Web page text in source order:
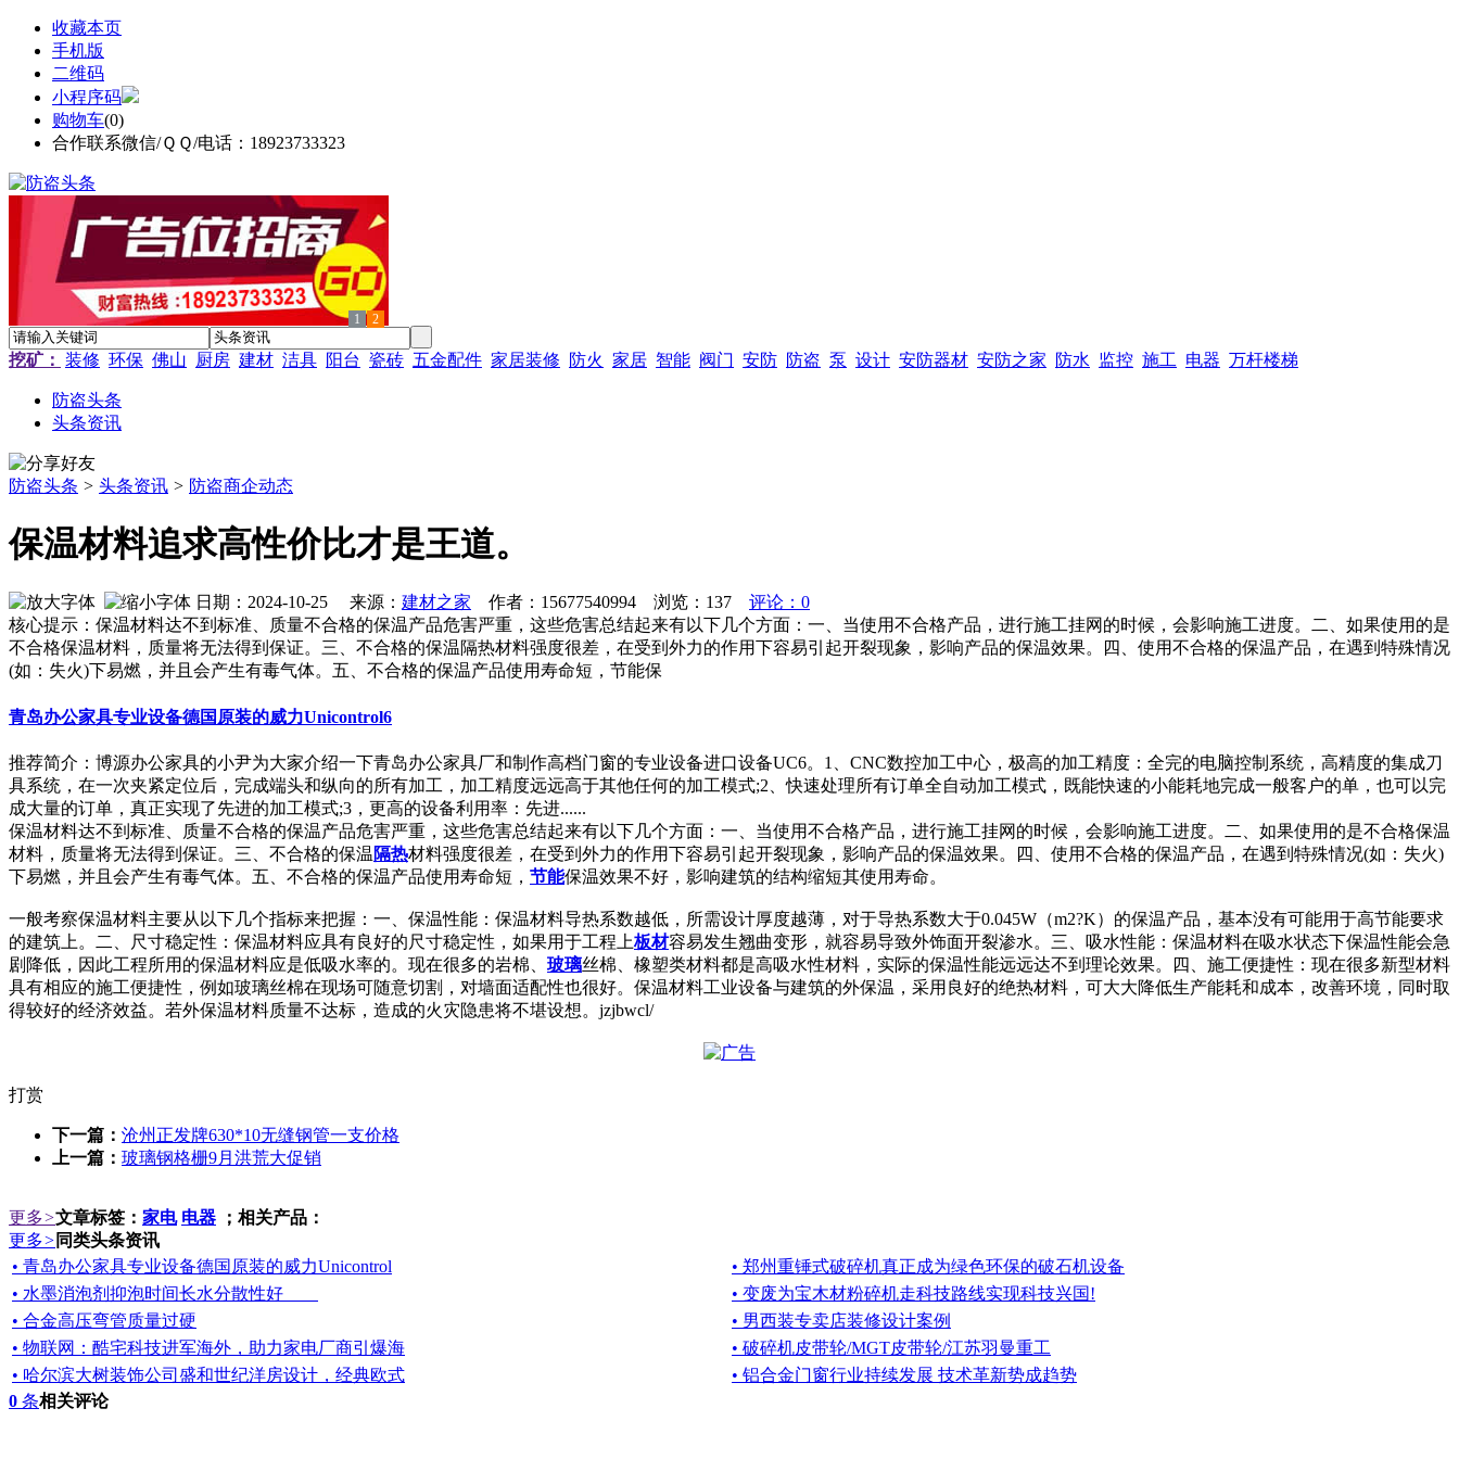
收藏本页
手机版
二维码
小程序码
购物车(0)
合作联系微信/ＱＱ/电话：18923733323
1 2
挖矿： 装修 环保 佛山 厨房 建材 洁具 阳台 瓷砖 五金配件 家居装修 防火 家居 智能 阀门 安防 防盗 泵 设计 安防器材 安防之家 防水 监控 施工 电器 万杆楼梯
防盗头条
头条资讯
防盗头条 > 头条资讯 > 防盗商企动态
保温材料追求高性价比才是王道。
日期：2024-10-25 来源： 建材之家 作者：15677540994 浏览： 137
评论：0
核心提示：保温材料达不到标准、质量不合格的保温产品危害严重，这些危害总结起来有以下几个方面：一、当使用不合格产品，进行施工挂网的时候，会影响施工进度。二、如果使用的是
不合格保温材料，质量将无法得到保证。三、不合格的保温隔热材料强度很差，在受到外力的作用下容易引起开裂现象，影响产品的保温效果。四、使用不合格的保温产品，在遇到特殊情况
(如：失火)下易燃，并且会产生有毒气体。五、不合格的保温产品使用寿命短，节能保
青岛办公家具专业设备德国原装的威力Unicontrol6
推荐简介：博源办公家具的小尹为大家介绍一下青岛办公家具厂和制作高档门窗的专业设备进口设备UC6。1、CNC数控加工中心，极高的加工精度：全完的电脑控制系统，高精度的集成刀
具系统，在一次夹紧定位后，完成端头和纵向的所有加工，加工精度远远高于其他任何的加工模式;2、快速处理所有订单全自动加工模式，既能快速的小能耗地完成一般客户的单，也可以完
成大量的订单，真正实现了先进的加工模式;3，更高的设备利用率：先进......
保温材料达不到标准、质量不合格的保温产品危害严重，这些危害总结起来有以下几个方面：一、当使用不合格产品，进行施工挂网的时候，会影响施工进度。二、如果使用的是不合格保温
材料，质量将无法得到保证。三、不合格的保温隔热材料强度很差，在受到外力的作用下容易引起开裂现象，影响产品的保温效果。四、使用不合格的保温产品，在遇到特殊情况(如：失火)
下易燃，并且会产生有毒气体。五、不合格的保温产品使用寿命短， 节能保温效果不好，影响建筑的结构缩短其使用寿命。
一般考察保温材料主要从以下几个指标来把握：一、保温性能：保温材料导热系数越低，所需设计厚度越薄，对于导热系数大于0.045W（m2?K）的保温产品，基本没有可能用于高节能要求
的建筑上。二、尺寸稳定性：保温材料应具有良好的尺寸稳定性，如果用于工程上板材容易发生翘曲变形，就容易导致外饰面开裂渗水。三、吸水性能：保温材料在吸水状态下保温性能会急
剧降低，因此工程所用的保温材料应是低吸水率的。现在很多的岩棉、 玻璃丝棉、橡塑类材料都是高吸水性材料，实际的保温性能远远达不到理论效果。四、施工便捷性：现在很多新型材料
具有相应的施工便捷性，例如玻璃丝棉在现场可随意切割，对墙面适配性也很好。保温材料工业设备与建筑的外保温，采用良好的绝热材料，可大大降低生产能耗和成本，改善环境，同时取
得较好的经济效益。若外保温材料质量不达标，造成的火灾隐患将不堪设想。jzjbwcl/
打赏
下一篇： 沧州正发牌630*10无缝钢管一支价格
上一篇： 玻璃钢格栅9月洪荒大促销
更多>文章标签： 家电 电器 ；相关产品：
更多> 同类头条资讯
• 青岛办公家具专业设备德国原装的威力Unicontrol
• 郑州重锤式破碎机真正成为绿色环保的破石机设备
• 水墨消泡剂抑泡时间长水分散性好
• 变废为宝木材粉碎机走科技路线实现科技兴国!
• 合金高压弯管质量过硬
• 男西装专卖店装修设计案例
• 物联网：酷宅科技进军海外，助力家电厂商引爆海
• 破碎机皮带轮/MGT皮带轮/江苏羽曼重工
• 哈尔滨大树装饰公司盛和世纪洋房设计，经典欧式
• 铝合金门窗行业持续发展 技术革新势成趋势
0 条相关评论